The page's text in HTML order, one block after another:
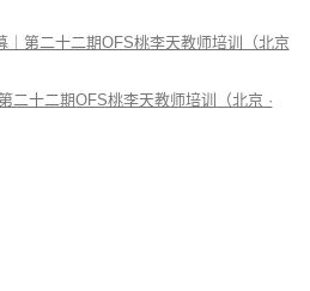
｜第二十二期OFS桃李天教师培训（北京
二十二期OFS桃李天教师培训（北京 ·